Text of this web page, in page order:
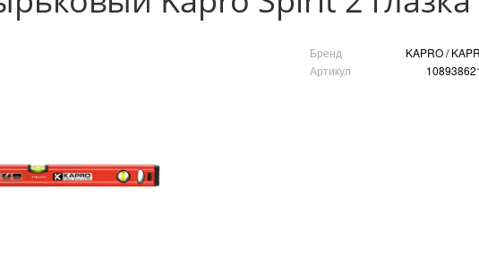
Бренд
KAPRO /
Артикул